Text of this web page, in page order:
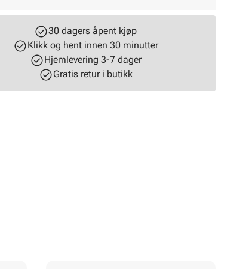
30 dagers åpent kjøp
Klikk og hent innen 30 minutter
Hjemlevering 3-7 dager
Gratis retur i butikk